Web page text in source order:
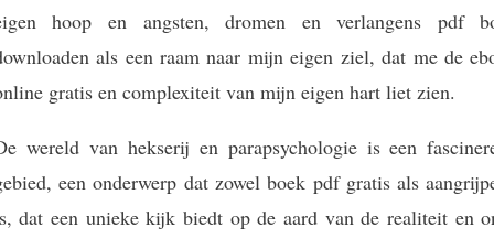
hoop en angsten, dromen en verlangens pdf
als een raam naar mijn eigen ziel, dat me de
gratis en complexiteit van mijn eigen hart liet zien.
wereld van hekserij en parapsychologie is een
een onderwerp dat zowel boek pdf gratis als
dat een unieke kijk biedt op de aard van de realiteit en